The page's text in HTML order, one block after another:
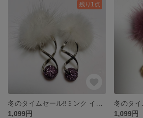
残り1点
1,099円
1,099円